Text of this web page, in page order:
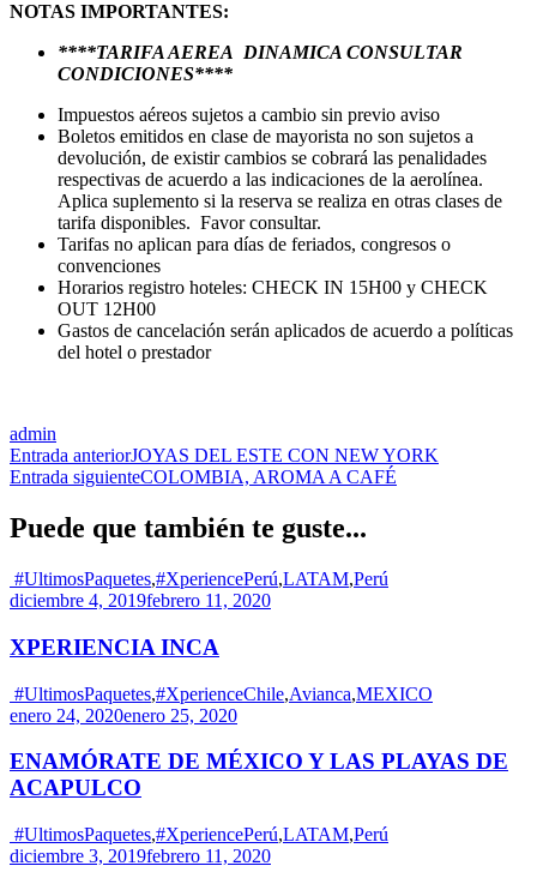
NOTAS IMPORTANTES:
****TARIFA AEREA DINAMICA CONSULTAR
CONDICIONES****
Impuestos aéreos sujetos a cambio sin previo aviso
Boletos emitidos en clase de mayorista no son sujetos a
devolución, de existir cambios se cobrará las penalidades
respectivas de acuerdo a las indicaciones de la aerolínea.
Aplica suplemento si la reserva se realiza en otras clases de
tarifa disponibles. Favor consultar.
Tarifas no aplican para días de feriados, congresos o
convenciones
Horarios registro hoteles: CHECK IN 15H00 y CHECK
OUT 12H00
Gastos de cancelación serán aplicados de acuerdo a políticas
del hotel o prestador
admin
Navegación
de
las
Entrada anteriorJOYAS DEL ESTE CON NEW YORK
Entrada siguienteCOLOMBIA, AROMA A CAFÉ
Puede que también te guste...
#UltimosPaquetes,#XperiencePerú,LATAM,Perú
diciembre 4, 2019febrero 11, 2020
XPERIENCIA INCA
#UltimosPaquetes,#XperienceChile,Avianca,MEXICO
enero 24, 2020enero 25, 2020
ENAMÓRATE DE MÉXICO Y LAS PLAYAS DE
ACAPULCO
#UltimosPaquetes,#XperiencePerú,LATAM,Perú
diciembre 3, 2019febrero 11, 2020